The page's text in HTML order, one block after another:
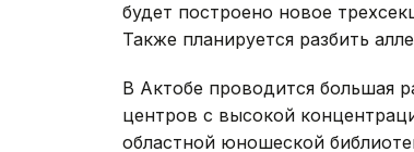
будет построено новое
Также планируется разбить
В Актобе проводится большая
центров с высокой
областной юношеской